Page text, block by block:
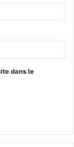
dans le